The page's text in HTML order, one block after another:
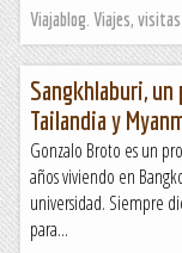
Viajablog. Viajes,
Sangkhlaburi,
Tailandia y
Gonzalo Broto es un
años viviendo en
universidad. Siempre
para...